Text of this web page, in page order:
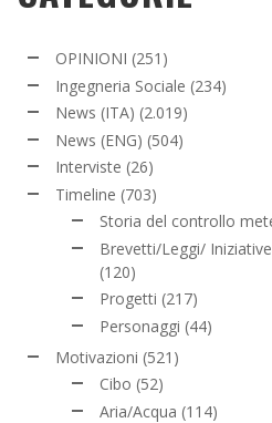
OPINIONI (251)
Ingegneria Sociale (234)
News (ITA) (2.019)
News (ENG) (504)
Interviste (26)
Timeline (703)
Storia del controllo
Brevetti/Leggi/
(120)
Progetti (217)
Personaggi (44)
Motivazioni (521)
Cibo (52)
Aria/Acqua (114)